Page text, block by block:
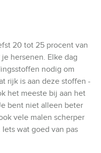
20 tot 25 procent van
hersenen. Elke dag
nodig om
rijk is aan deze stoffen -
het meeste bij aan het
bent niet alleen beter
vele malen scherper
wat goed van pas